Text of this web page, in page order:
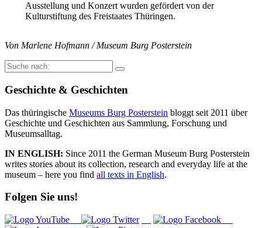
Ausstellung und Konzert wurden gefördert von der
Kulturstiftung des Freistaates Thüringen.
Von Marlene Hofmann / Museum Burg Posterstein
Suche
nach:
Geschichte & Geschichten
Das thüringische Museums Burg Posterstein bloggt seit 2011 über
Geschichte und Geschichten aus Sammlung, Forschung und
Museumsalltag.
IN ENGLISH: Since 2011 the German Museum Burg Posterstein
writes stories about its collection, research and everyday life at the
museum – here you find all texts in English.
Folgen Sie uns!